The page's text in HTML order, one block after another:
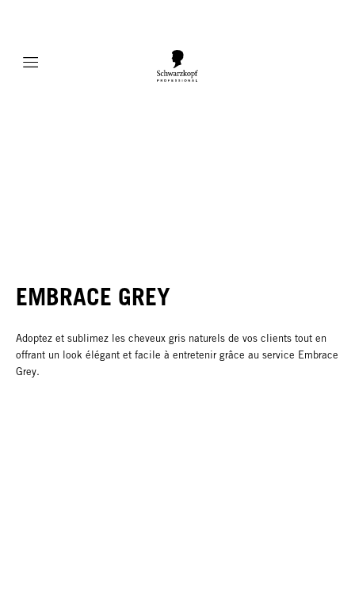
Mobile navigation
EMBRACE GREY
Adoptez et sublimez les cheveux gris naturels de vos clients tout en
offrant un look élégant et facile à entretenir grâce au service Embrace
Grey.